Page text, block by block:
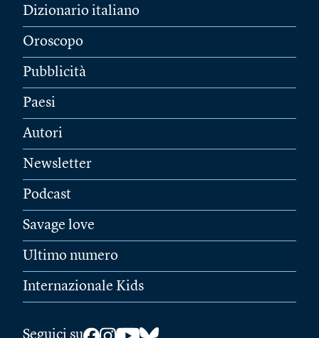
Dizionario italiano
Oroscopo
Pubblicità
Paesi
Autori
Newsletter
Podcast
Savage love
Ultimo numero
Internazionale Kids
Seguici su